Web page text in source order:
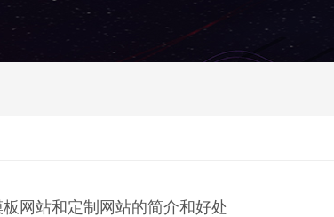
板网站和定制网站的简介和好处